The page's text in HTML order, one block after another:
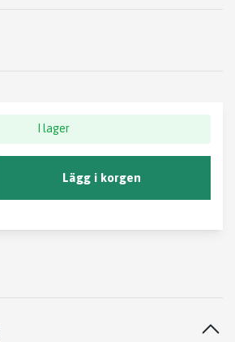
I lager
Lägg i korgen